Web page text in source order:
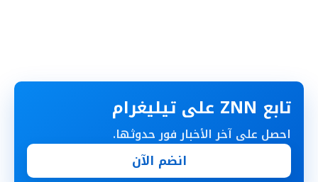
تابع ZNN على تيليغرام
احصل على آخر الأخبار فور حدوثها.
انضم الآن